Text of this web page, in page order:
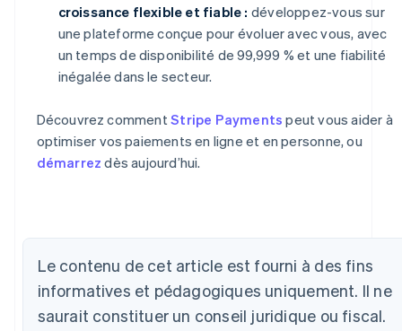
croissance flexible et fiable : développez-vous sur
une plateforme conçue pour évoluer avec vous, avec
un temps de disponibilité de 99,999 % et une fiabilité
inégalée dans le secteur.
Découvrez commentStripe Payments peut vous aider à
optimiser vos paiements en ligne et en personne, ou
démarrez dès aujourd’hui.
Le contenu de cet article est fourni à des fins
informatives et pédagogiques uniquement. Il ne
saurait constituer un conseil juridique ou fiscal.
Allemagne
Deutsch English
Australie
English